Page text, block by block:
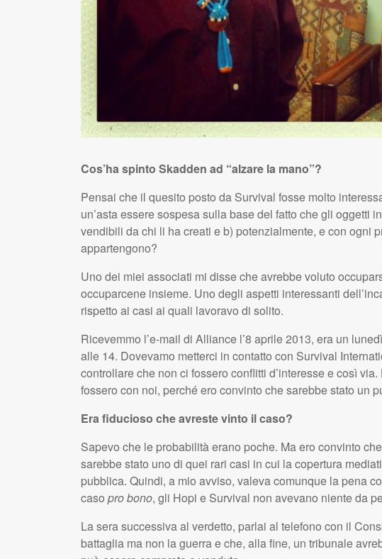
Cos’ha spinto Skadden ad “alzare la mano”?
Pensai che il quesito posto da Survival fosse molto
un’asta essere sospesa sulla base del fatto che gli oggetti
vendibili da chi li ha creati e b) potenzialmente, e con ogni
appartengono?
Uno dei miei associati mi disse che avrebbe voluto
occuparcene insieme. Uno degli aspetti interessanti
rispetto ai casi ai quali lavoravo di solito.
Ricevemmo l’e-mail di Alliance l’8 aprile 2013, era un
alle 14. Dovevamo metterci in contatto con Survival
controllare che non ci fossero conflitti d’interesse e così
fossero con noi, perché ero convinto che sarebbe stato un
Era fiducioso che avreste vinto il caso?
Sapevo che le probabilità erano poche. Ma ero convinto
sarebbe stato uno di quei rari casi in cui la copertura
pubblica. Quindi, a mio avviso, valeva comunque la pena
caso pro bono, gli Hopi e Survival non avevano niente da
La sera successiva al verdetto, parlai al telefono con il
battaglia ma non la guerra e che, alla fine, un tribunale